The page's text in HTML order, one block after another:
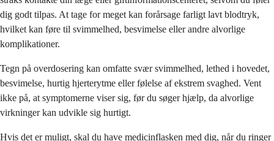
dig godt tilpas. At tage for meget kan forårsage farligt lavt blodtryk,
hvilket kan føre til svimmelhed, besvimelse eller andre alvorlige
komplikationer.
Tegn på overdosering kan omfatte svær svimmelhed, lethed i hovedet,
besvimelse, hurtig hjerterytme eller følelse af ekstrem svaghed. Vent
ikke på, at symptomerne viser sig, før du søger hjælp, da alvorlige
virkninger kan udvikle sig hurtigt.
Hvis det er muligt, skal du have medicinflasken med dig, når du ringer